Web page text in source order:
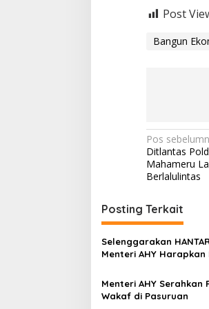
k
o
o
n
e
s
i
a
Post
Bangun
N
a
v
i
g
a
s
i
p
Pos
Ditlantas
Mahameru
Berlalulintas
Posting Terkait
Selenggarakan
Menteri AHY
Menteri AHY Serahkan
Wakaf di Pasuruan